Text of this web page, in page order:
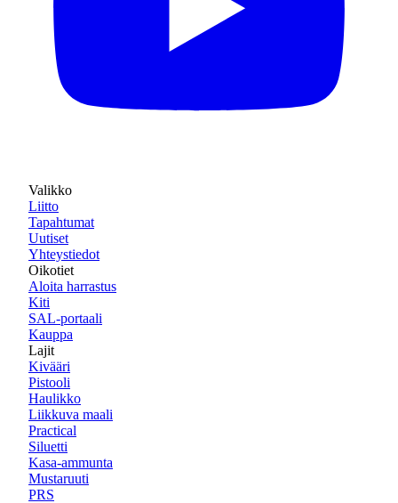
Valikko
Liitto
Tapahtumat
Uutiset
Yhteystiedot
Oikotiet
Aloita harrastus
Kiti
SAL-portaali
Kauppa
Lajit
Kivääri
Pistooli
Haulikko
Liikkuva maali
Practical
Siluetti
Kasa-ammunta
Mustaruuti
PRS